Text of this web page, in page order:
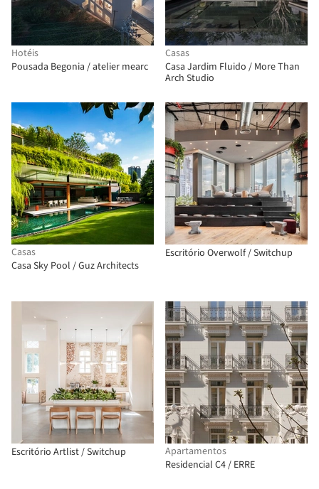
Hotéis
Pousada Begonia / atelier mearc
Casas
Casa Jardim Fluido / More Than
Arch Studio
Casas
Casa Sky Pool / Guz Architects
Escritório Overwolf / Switchup
Escritório Artlist / Switchup
Apartamentos
Residencial C4 / ERRE